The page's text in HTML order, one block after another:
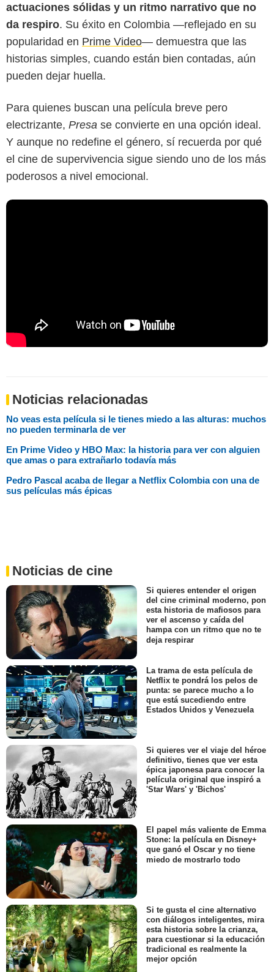
actuaciones sólidas y un ritmo narrativo que no
da respiro. Su éxito en Colombia —reflejado en su
popularidad en Prime Video— demuestra que las
historias simples, cuando están bien contadas, aún
pueden dejar huella.
Para quienes buscan una película breve pero
electrizante, Presa se convierte en una opción ideal.
Y aunque no redefine el género, sí recuerda por qué
el cine de supervivencia sigue siendo uno de los más
poderosos a nivel emocional.
Noticias relacionadas
No veas esta película si le tienes miedo a las alturas: muchos
no pueden terminarla de ver
En Prime Video y HBO Max: la historia para ver con alguien
que amas o para extrañarlo todavía más
Pedro Pascal acaba de llegar a Netflix Colombia con una de
sus películas más épicas
Noticias de cine
Si quieres entender el origen
del cine criminal moderno, pon
esta historia de mafiosos para
ver el ascenso y caída del
hampa con un ritmo que no te
deja respirar
La trama de esta película de
Netflix te pondrá los pelos de
punta: se parece mucho a lo
que está sucediendo entre
Estados Unidos y Venezuela
Si quieres ver el viaje del héroe
definitivo, tienes que ver esta
épica japonesa para conocer la
película original que inspiró a
'Star Wars' y 'Bichos'
El papel más valiente de Emma
Stone: la película en Disney+
que ganó el Oscar y no tiene
miedo de mostrarlo todo
Si te gusta el cine alternativo
con diálogos inteligentes, mira
esta historia sobre la crianza,
para cuestionar si la educación
tradicional es realmente la
mejor opción